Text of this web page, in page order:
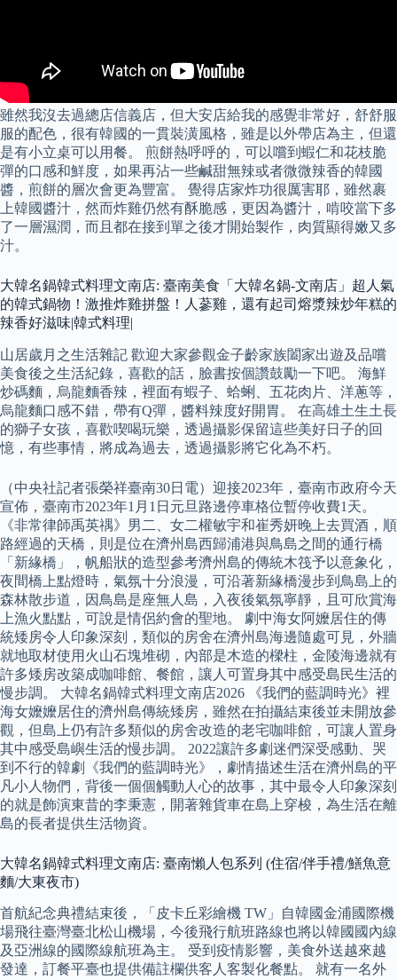
雖然我沒去過總店信義店，但大安店給我的感覺非常好，舒舒服
服的配色，很有韓國的一貫裝潢風格，雖是以外帶店為主，但還
是有小立桌可以用餐。 煎餅熱呼呼的，可以嚐到蝦仁和花枝脆
彈的口感和鮮度，如果再沾一些鹹甜無辣或者微微辣香的韓國
醬，煎餅的層次會更為豐富。 覺得店家炸功很厲害耶，雖然裹
上韓國醬汁，然而炸雞仍然有酥脆感，更因為醬汁，啃咬當下多
了一層濕潤，而且都在接到單之後才開始製作，肉質顯得嫩又多
汁。
大韓名鍋韓式料理文南店: 臺南美食「大韓名鍋-文南店」超人氣
的韓式鍋物！激推炸雞拼盤！人蔘雞，還有起司熔漿辣炒年糕的
辣香好滋味|韓式料理|
山居歲月之生活雜記 歡迎大家參觀金子齡家族闔家出遊及品嚐
美食後之生活紀錄，喜歡的話，臉書按個讚鼓勵一下吧。 海鮮
炒碼麵，烏龍麵香辣，裡面有蝦子、蛤蜊、五花肉片、洋蔥等，
烏龍麵口感不錯，帶有Q彈，醬料辣度好開胃。 在高雄土生土長
的獅子女孩，喜歡喫喝玩樂，透過攝影保留這些美好日子的回
憶，有些事情，將成為過去，透過攝影將它化為不朽。
（中央社記者張榮祥臺南30日電）迎接2023年，臺南市政府今天
宣佈，臺南市2023年1月1日元旦路邊停車格位暫停收費1天。
《非常律師禹英禑》男二、女二權敏宇和崔秀妍晚上去買酒，順
路經過的天橋，則是位在濟州島西歸浦港與鳥島之間的通行橋
「新緣橋」，帆船狀的造型參考濟州島的傳統木筏予以意象化，
夜間橋上點燈時，氣氛十分浪漫，可沿著新緣橋漫步到鳥島上的
森林散步道，因鳥島是座無人島，入夜後氣氛寧靜，且可欣賞海
上漁火點點，可說是情侶約會的聖地。 劇中海女阿嬤居住的傳
統矮房令人印象深刻，類似的房舍在濟州島海邊隨處可見，外牆
就地取材使用火山石塊堆砌，內部是木造的樑柱，金陵海邊就有
許多矮房改築成咖啡館、餐館，讓人可置身其中感受島民生活的
慢步調。 大韓名鍋韓式料理文南店2026 《我們的藍調時光》裡
海女嬤嬤居住的濟州島傳統矮房，雖然在拍攝結束後並未開放參
觀，但島上仍有許多類似的房舍改造的老宅咖啡館，可讓人置身
其中感受島嶼生活的慢步調。 2022讓許多劇迷們深受感動、哭
到不行的韓劇《我們的藍調時光》，劇情描述生活在濟州島的平
凡小人物們，背後一個個觸動人心的故事，其中最令人印象深刻
的就是飾演東昔的李秉憲，開著雜貨車在島上穿梭，為生活在離
島的長者提供生活物資。
大韓名鍋韓式料理文南店: 臺南懶人包系列 (住宿/伴手禮/鱔魚意
麵/大東夜市)
首航紀念典禮結束後，「皮卡丘彩繪機 TW」自韓國金浦國際機
場飛往臺灣臺北松山機場，今後飛行航班路線也將以韓國國內線
及亞洲線的國際線航班為主。 受到疫情影響，美食外送越來越
發達，訂餐平臺也提供備註欄供客人客製化餐點。 就有一名外